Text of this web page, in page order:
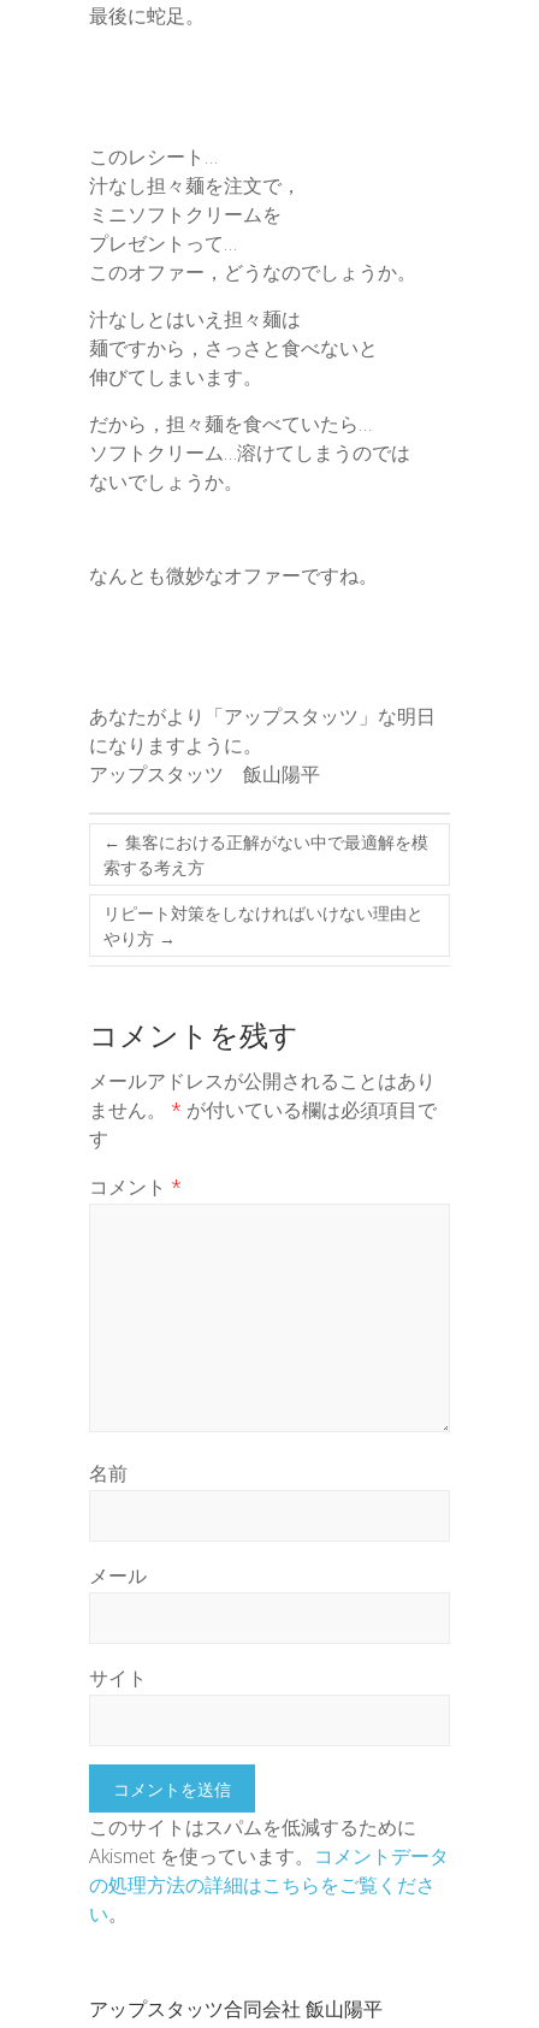
最後に蛇足。
このレシート…
汁なし担々麺を注文で，
ミニソフトクリームを
プレゼントって…
このオファー，どうなのでしょうか。
汁なしとはいえ担々麺は
麺ですから，さっさと食べないと
伸びてしまいます。
だから，担々麺を食べていたら…
ソフトクリーム…溶けてしまうのでは
ないでしょうか。
なんとも微妙なオファーですね。
あなたがより「アップスタッツ」な明日
になりますように。
アップスタッツ 飯山陽平
← 集客における正解がない中で最適解を模
索する考え方
リピート対策をしなければいけない理由と
やり方 →
コメントを残す
メールアドレスが公開されることはあり
ません。
* が付いている欄は必須項目で
す
コメント *
名前
メール
サイト
このサイトはスパムを低減するために
Akismet を使っています。 コメントデータ
の処理方法の詳細はこちらをご覧くださ
い。
アップスタッツ合同会社 飯山陽平